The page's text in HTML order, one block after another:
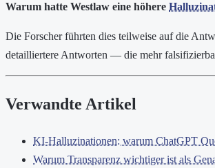
Warum hatte Westlaw eine höhere
Die Forscher führten dies teilweise auf die
detailliertere Antworten — die mehr
Verwandte Artikel
KI-Halluzinationen: warum ChatGPT
Warum Transparenz wichtiger ist als